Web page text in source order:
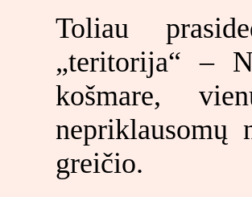
Toliau
„teritorija“ –
košmare,
nepriklausomų
greičio.